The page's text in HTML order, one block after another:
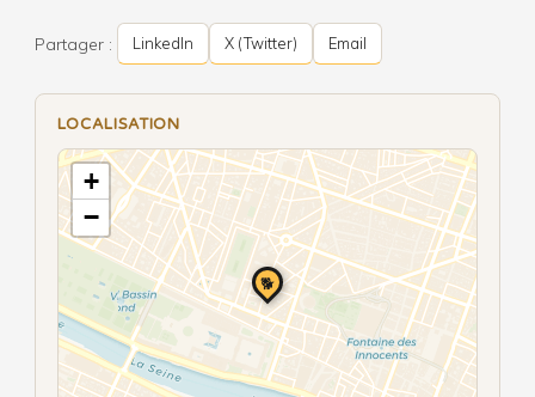
Partager : LinkedIn X (Twitter) Email
LOCALISATION
🐕
+
−